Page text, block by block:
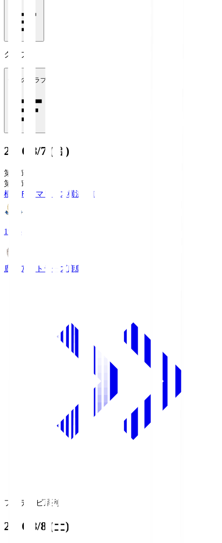
クラブ
全てのクラブ
2026/8/7 (金)
第1節
第1節
横浜Ｆ・マリノス横浜FM
19:26
鹿島アントラーズ鹿島
フジテレビ系列
2026/8/8 (土)